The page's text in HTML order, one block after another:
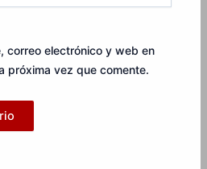
correo electrónico y web en
próxima vez que comente.